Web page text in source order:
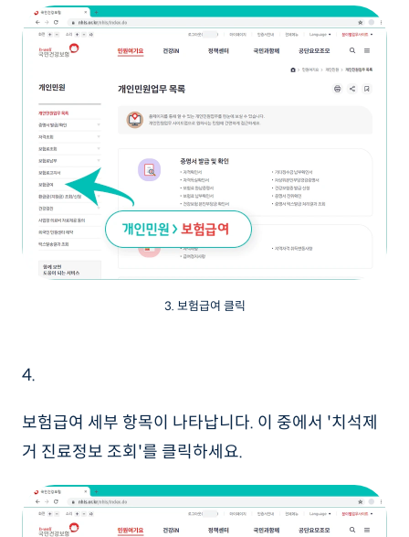
3. 보험급여 클릭
4.
보험급여 세부 항목이 나타납니다. 이 중에서 '치석제
거 진료정보 조회'를 클릭하세요.